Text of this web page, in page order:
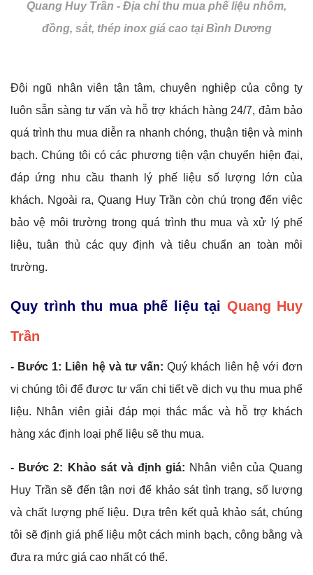
Quang Huy Trần - Địa chỉ thu mua phế liệu nhôm,
đồng, sắt, thép inox giá cao tại Bình Dương
Đội ngũ nhân viên tận tâm, chuyên nghiệp của công ty
luôn sẵn sàng tư vấn và hỗ trợ khách hàng 24/7, đảm bảo
quá trình thu mua diễn ra nhanh chóng, thuận tiện và minh
bạch. Chúng tôi có các phương tiện vận chuyển hiện đại,
đáp ứng nhu cầu thanh lý phế liệu số lượng lớn của
khách. Ngoài ra, Quang Huy Trần còn chú trọng đến việc
bảo vệ môi trường trong quá trình thu mua và xử lý phế
liệu, tuân thủ các quy định và tiêu chuẩn an toàn môi
trường.
Quy trình thu mua phế liệu tại Quang Huy
Trần
- Bước 1: Liên hệ và tư vấn:Quý khách liên hệ với đơn
vị chúng tôi để được tư vấn chi tiết về dịch vụ thu mua phế
liệu. Nhân viên giải đáp mọi thắc mắc và hỗ trợ khách
hàng xác định loại phế liệu sẽ thu mua.
- Bước 2: Khảo sát và định giá: Nhân viên của Quang
Huy Trần sẽ đến tận nơi để khảo sát tình trạng, số lượng
và chất lượng phế liệu. Dựa trên kết quả khảo sát, chúng
tôi sẽ định giá phế liệu một cách minh bạch, công bằng và
đưa ra mức giá cao nhất có thể.